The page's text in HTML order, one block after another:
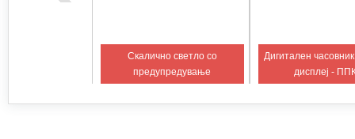
Скалично светло со
предупредување
Дигитален
дисплеј -